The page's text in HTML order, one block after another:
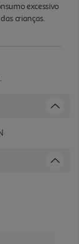
excessivo
crianças.